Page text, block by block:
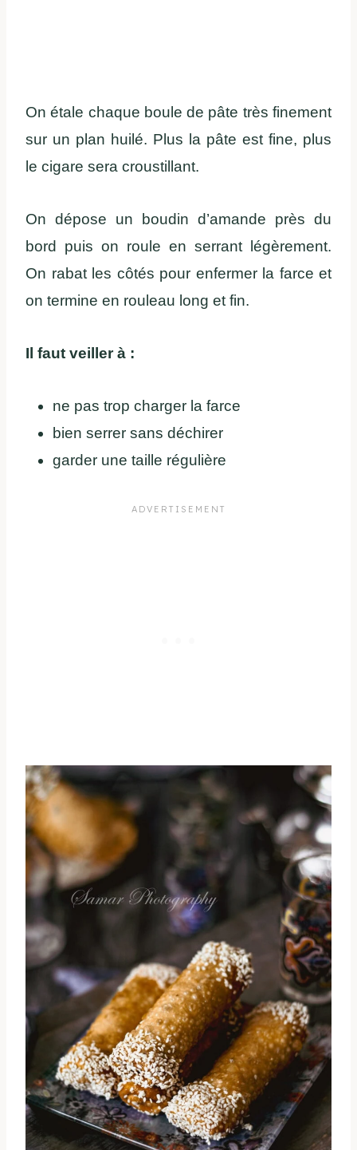
On étale chaque boule de pâte très finement
sur un plan huilé. Plus la pâte est fine, plus
le cigare sera croustillant.
On dépose un boudin d’amande près du
bord puis on roule en serrant légèrement.
On rabat les côtés pour enfermer la farce et
on termine en rouleau long et fin.
Il faut veiller à :
ne pas trop charger la farce
bien serrer sans déchirer
garder une taille régulière